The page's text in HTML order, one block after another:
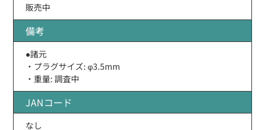
販売中
備考
●諸元
・プラグサイズ: φ3.5mm
・重量: 調査中
JANコード
なし